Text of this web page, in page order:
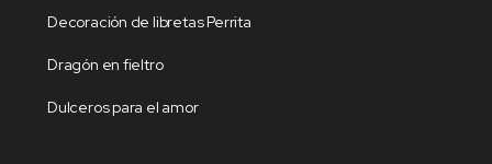
Decoración de libretas Perrita
Dragón en fieltro
Dulceros para el amor